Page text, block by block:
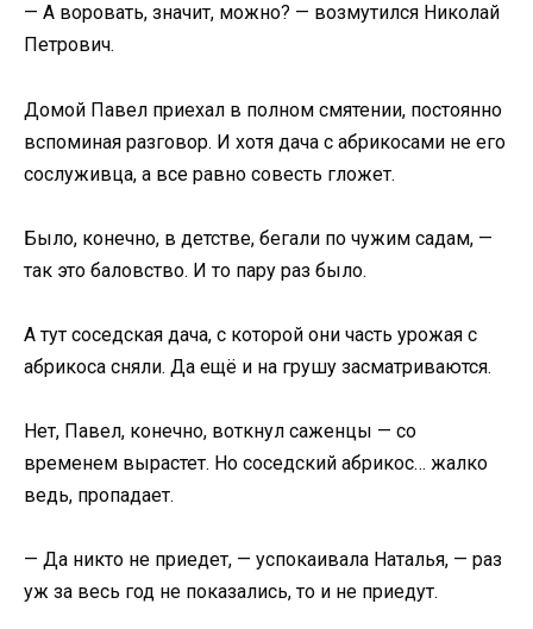
— А воровать, значит, можно? — возмутился Николай
Петрович.
Домой Павел приехал в полном смятении, постоянно
вспоминая разговор. И хотя дача с абрикосами не его
сослуживца, а все равно совесть гложет.
Было, конечно, в детстве, бегали по чужим садам, —
так это баловство. И то пару раз было.
А тут соседская дача, с которой они часть урожая с
абрикоса сняли. Да ещё и на грушу засматриваются.
Нет, Павел, конечно, воткнул саженцы — со
временем вырастет. Но соседский абрикос… жалко
ведь, пропадает.
— Да никто не приедет, — успокаивала Наталья, — раз
уж за весь год не показались, то и не приедут.